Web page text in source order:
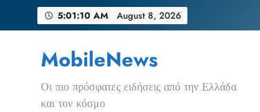
5:01:10 AM August 8, 2026
MobileNews
Οι πιο πρόσφατες ειδήσεις από την Ελλάδα
και τον κόσμο